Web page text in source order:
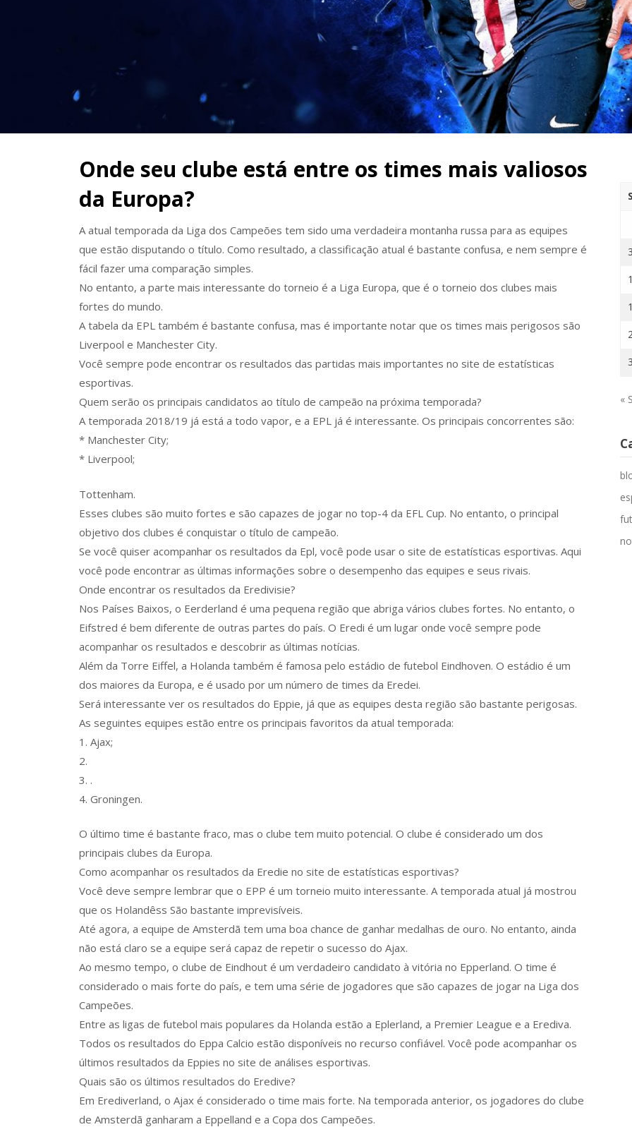
Onde seu clube está entre os times mais valiosos
da Europa?
A atual temporada da Liga dos Campeões tem sido uma verdadeira montanha russa para as equipes
que estão disputando o título. Como resultado, a classificação atual é bastante confusa, e nem sempre é
fácil fazer uma comparação simples.
No entanto, a parte mais interessante do torneio é a Liga Europa, que é o torneio dos clubes mais
fortes do mundo.
A tabela da EPL também é bastante confusa, mas é importante notar que os times mais perigosos são
Liverpool e Manchester City.
Você sempre pode encontrar os resultados das partidas mais importantes no site de estatísticas
esportivas.
Quem serão os principais candidatos ao título de campeão na próxima temporada?
A temporada 2018/19 já está a todo vapor, e a EPL já é interessante. Os principais concorrentes são:
* Manchester City;
* Liverpool;
Tottenham.
Esses clubes são muito fortes e são capazes de jogar no top-4 da EFL Cup. No entanto, o principal
objetivo dos clubes é conquistar o título de campeão.
Se você quiser acompanhar os resultados da Epl, você pode usar o site de estatísticas esportivas. Aqui
você pode encontrar as últimas informações sobre o desempenho das equipes e seus rivais.
Onde encontrar os resultados da Eredivisie?
Nos Países Baixos, o Eerderland é uma pequena região que abriga vários clubes fortes. No entanto, o
Eifstred é bem diferente de outras partes do país. O Eredi é um lugar onde você sempre pode
acompanhar os resultados e descobrir as últimas notícias.
Além da Torre Eiffel, a Holanda também é famosa pelo estádio de futebol Eindhoven. O estádio é um
dos maiores da Europa, e é usado por um número de times da Eredei.
Será interessante ver os resultados do Eppie, já que as equipes desta região são bastante perigosas.
As seguintes equipes estão entre os principais favoritos da atual temporada:
1. Ajax;
2.
3. .
4. Groningen.
O último time é bastante fraco, mas o clube tem muito potencial. O clube é considerado um dos
principais clubes da Europa.
Como acompanhar os resultados da Eredie no site de estatísticas esportivas?
Você deve sempre lembrar que o EPP é um torneio muito interessante. A temporada atual já mostrou
que os Holandêss São bastante imprevisíveis.
Até agora, a equipe de Amsterdã tem uma boa chance de ganhar medalhas de ouro. No entanto, ainda
não está claro se a equipe será capaz de repetir o sucesso do Ajax.
Ao mesmo tempo, o clube de Eindhout é um verdadeiro candidato à vitória no Epperland. O time é
considerado o mais forte do país, e tem uma série de jogadores que são capazes de jogar na Liga dos
Campeões.
Entre as ligas de futebol mais populares da Holanda estão a Eplerland, a Premier League e a Erediva.
Todos os resultados do Eppa Calcio estão disponíveis no recurso confiável. Você pode acompanhar os
últimos resultados da Eppies no site de análises esportivas.
Quais são os últimos resultados do Eredive?
Em Erediverland, o Ajax é considerado o time mais forte. Na temporada anterior, os jogadores do clube
de Amsterdã ganharam a Eppelland e a Copa dos Campeões.
S
3
«